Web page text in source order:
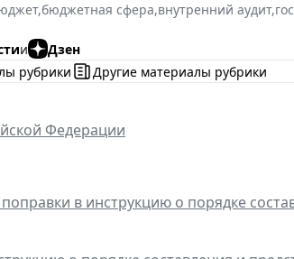
,бюджетная сфера,внутренний аудит,
и
Дзен
рубрики
Другие материалы рубрики
Федерации
в инструкцию о порядке